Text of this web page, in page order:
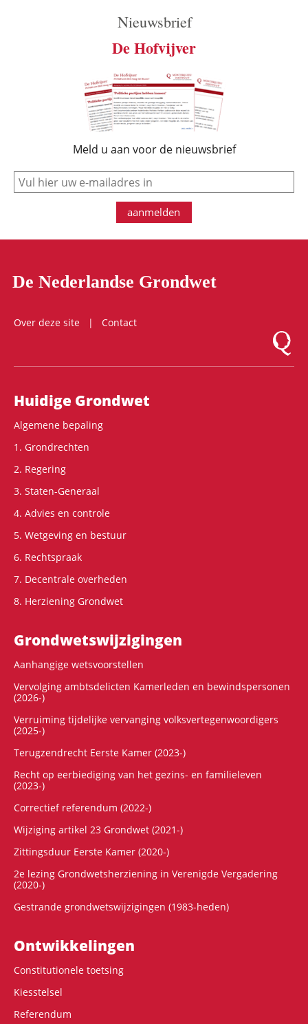
Nieuwsbrief
De Hofvijver
Meld u aan voor de nieuwsbrief
e-mail
aanmelden
De Nederlandse Grondwet
Over deze site
Contact
Logo
Hoofdnavigatie
Huidige Grondwet
Algemene bepaling
1. Grondrechten
2. Regering
3. Staten-Generaal
4. Advies en controle
5. Wetgeving en bestuur
6. Rechtspraak
7. Decentrale overheden
8. Herziening Grondwet
Grondwets­wijzigingen
Aanhangige wetsvoorstellen
Vervolging ambtsdelicten Kamerleden en bewindspersonen
(2026-)
Verruiming tijdelijke vervanging volksvertegenwoordigers
(2025-)
Terugzendrecht Eerste Kamer (2023-)
Recht op eerbiediging van het gezins- en familieleven
(2023-)
Correctief referendum (2022-)
Wijziging artikel 23 Grondwet (2021-)
Zittingsduur Eerste Kamer (2020-)
2e lezing Grondwetsherziening in Verenigde Vergadering
(2020-)
Gestrande grondwetswijzigingen (1983-heden)
Ontwikke­lingen
Constitutionele toetsing
Kiesstelsel
Referendum